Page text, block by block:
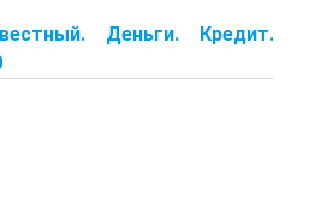
Деньги. Кредит.